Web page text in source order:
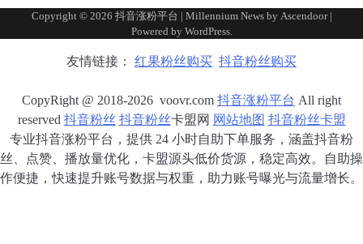
Copyright © 2026 抖音涨粉平台 | Millennium News by Ascendoor|
Powered by WordPress.
友情链接： 红果粉丝购买 抖音粉丝购买
CopyRight @ 2018-2026 voovr.com 抖音涨粉平台 All right
reserved 抖音粉丝 抖音粉丝卡盟网 网站地图 抖音粉丝卡盟
专业抖音涨粉平台，提供 24 小时自助下单服务，涵盖抖音粉
丝、点赞、播放量优化，卡盟源头低价货源，稳定高效。自助操
作便捷，快速提升账号数据与权重，助力账号曝光与流量增长。